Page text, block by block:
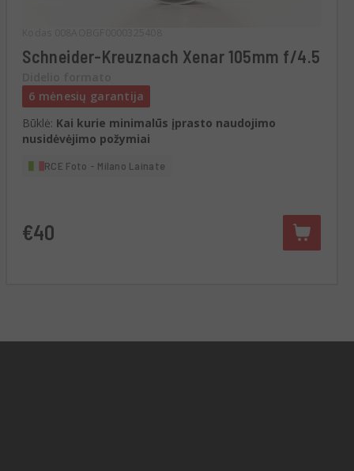
Schneider-Kreuznach Xenar 105mm f/4.5
6 mėnesių garantija
Būklė: Kai kurie minimalūs įprasto naudojimo
nusidėvėjimo požymiai
RCE Foto - Milano Lainate
€40